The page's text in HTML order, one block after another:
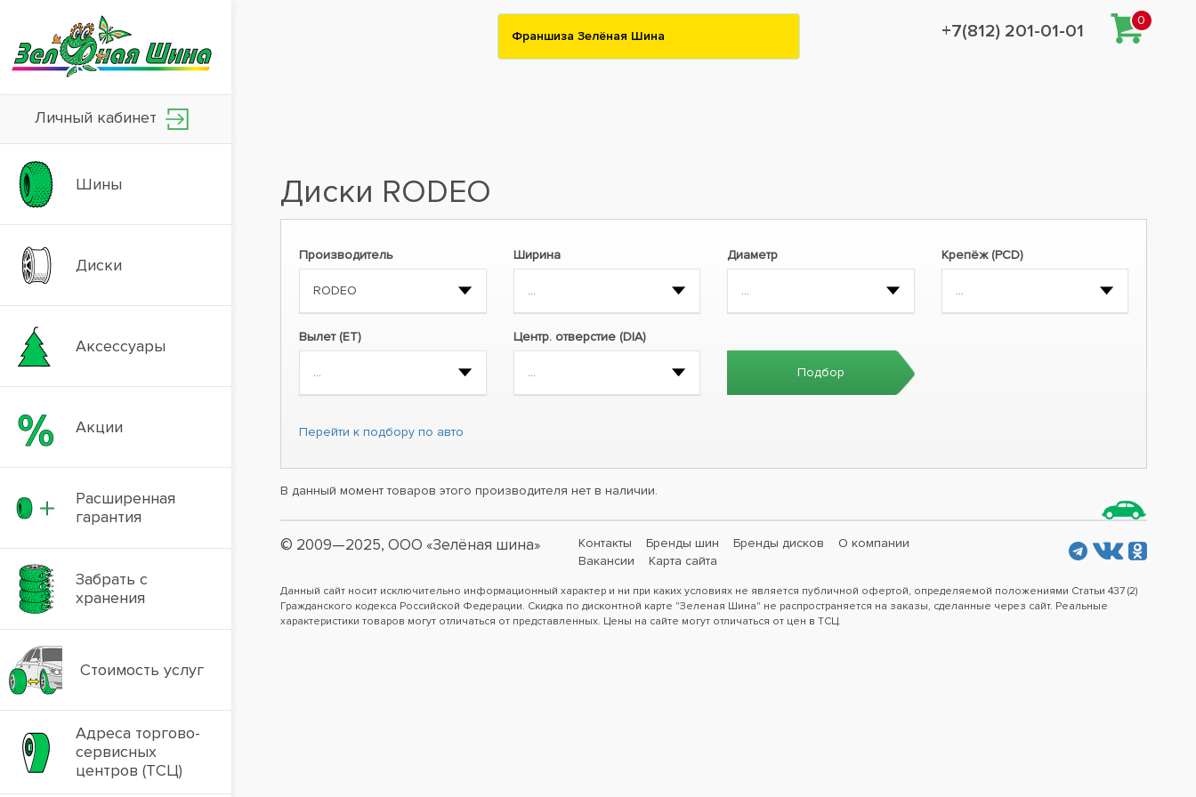
Личный кабинет
Шины
Диски
Аксессуары
Акции
Расширенная
гарантия
Забрать с
хранения
Стоимость услуг
Адреса торгово-
сервисных
центров (ТСЦ)
Франшиза Зелёная Шина +7(812) 201-01-01
0
Диски RODEO
Производитель Ширина Диаметр Крепёж (PCD)
Вылет (ET) Центр. отверстие (DIA)
Подбор
Перейти к подбору по авто
В данный момент товаров этого производителя нет в наличии.
© 2009—2025, ООО «Зелёная шина» Контакты Бренды шин Бренды дисков
О компании
Вакансии
Карта сайта
Данный сайт носит исключительно информационный характер и ни при каких условиях не является публичной офертой, определяемой положениями Статьи 437 (2)
Гражданского кодекса Российской Федерации. Скидка по дисконтной карте "Зеленая Шина" не распространяется на заказы, сделанные через сайт. Реальные
характеристики товаров могут отличаться от представленных. Цены на сайте могут отличаться от цен в ТСЦ.